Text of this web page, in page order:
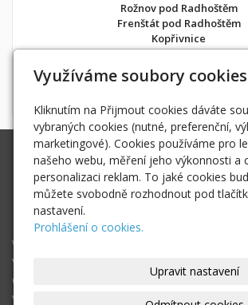
Rožnov pod Radhoštěm
Frenštát pod Radhoštěm
Kopřivnice
Možnost objednání ubytování také přes
Ing. Radek Hoďák
Tichá 502, 742 74 Tichá
IČ: 18979661
radek@hodak.cz
Webové kamery
Vložte webkameru
O projektu webkamery online
Vyhledej webkameru ...
Využíváme soubory cookies
Kliknutím na Přijmout cookies dáváte
vybraných cookies (nutné, preferenční,
marketingové). Cookies používáme pro
našeho webu, měření jeho výkonnosti a
personalizaci reklam. To jaké cookies
můžete svobodně rozhodnout pod
nastavení.
Prohlášení o cookies.
Upravit nastavení